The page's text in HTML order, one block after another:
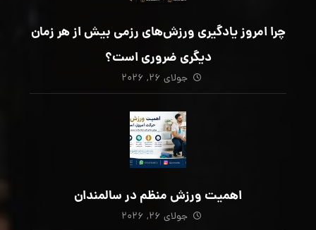
چرا امروز یادگیری ورزش‌های رزمی بیش از هر زمان
دیگری ضروری است؟
جولای ۲۶, ۲۰۲۶
اهمیت ورزش منظم در سالمندان
جولای ۲۶, ۲۰۲۶